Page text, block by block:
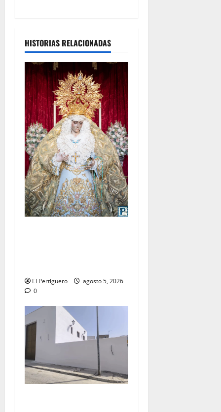
HISTORIAS RELACIONADAS
El Pertiguero
agosto 5, 2026
0